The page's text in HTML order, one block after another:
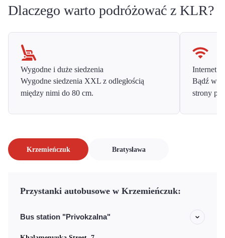
Dlaczego warto podróżować z KLR?
Wygodne i duże siedzenia
Wygodne siedzenia XXL z odległością
między nimi do 80 cm.
Internet
Bądź w
strony
Krzemieńczuk Bratysława
Przystanki autobusowe w Krzemieńczuk:
Bus station "Privokzalna"